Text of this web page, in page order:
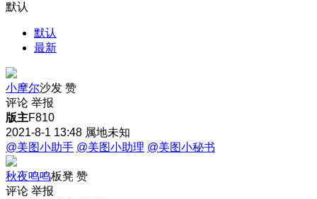
默认
默认
最新
小摩尔沙发 赞
评论 举报
版主F810
2021-8-1 13:48 属地未知
@美图小助手 @美图小助理 @美图小秘书
秋夜鸣鸣板凳 赞
评论 举报